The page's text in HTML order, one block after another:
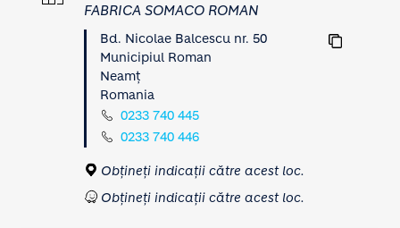
FABRICA SOMACO ROMAN
Bd. Nicolae Balcescu nr. 50
Municipiul Roman
Neamț
Romania
0233 740 445
0233 740 446
Obțineți indicații către acest loc.
Obțineți indicații către acest loc.